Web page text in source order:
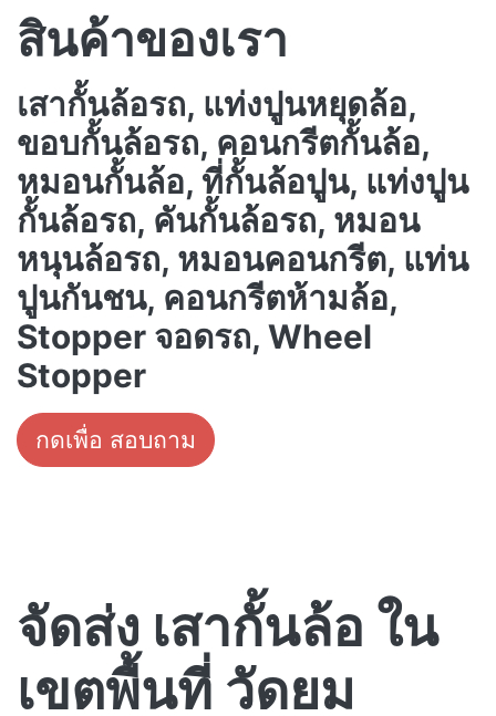
สินค้าของเรา
เสากั้นล้อรถ, แท่งปูนหยุดล้อ,
ขอบกั้นล้อรถ, คอนกรีตกั้นล้อ,
หมอนกั้นล้อ, ที่กั้นล้อปูน, แท่งปูน
กั้นล้อรถ, คันกั้นล้อรถ, หมอน
หนุนล้อรถ, หมอนคอนกรีต, แท่น
ปูนกันชน, คอนกรีตห้ามล้อ,
Stopper จอดรถ, Wheel
Stopper
กดเพื่อ สอบถาม
จัดส่ง เสากั้นล้อ ใน
เขตพื้นที่ วัดยม